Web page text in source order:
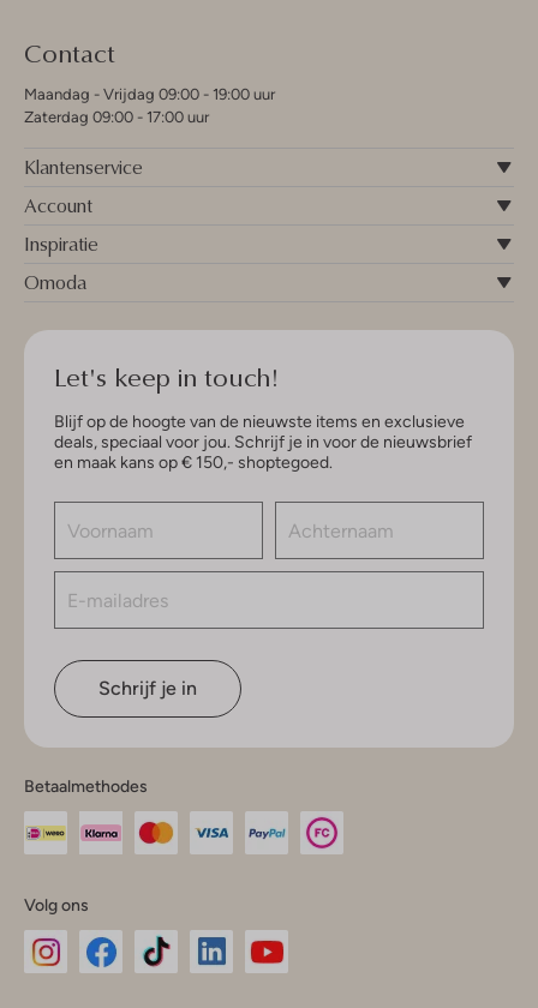
Contact
Maandag - Vrijdag 09:00 - 19:00 uur
Zaterdag 09:00 - 17:00 uur
Klantenservice
Account
Inspiratie
Omoda
Let's keep in touch!
Blijf op de hoogte van de nieuwste items en exclusieve
deals, speciaal voor jou. Schrijf je in voor de nieuwsbrief
en maak kans op € 150,- shoptegoed.
Schrijf je in
Betaalmethodes
Volg ons